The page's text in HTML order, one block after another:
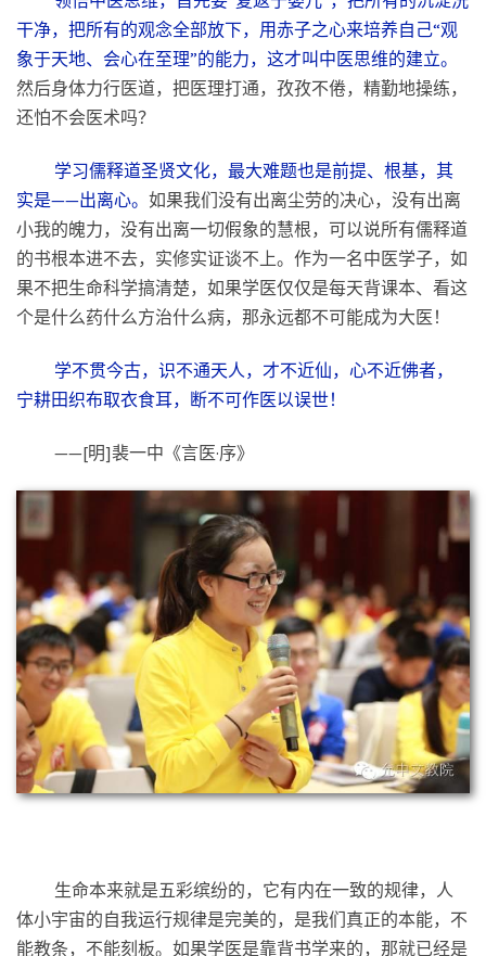
学习儒释道圣贤文化，最大难题也是前提、根基，其
实是——出离心。如果我们没有出离尘劳的决心，没有出离
小我的魄力，没有出离一切假象的慧根，可以说所有儒释道
的书根本进不去，实修实证谈不上。作为一名中医学子，如
个是什么药什么方治什么病，那永远都不可能成为大医！
学不贯今古，识不通天人，才不近仙，心不近佛者，
宁耕田织布取衣食耳，断不可作医以误世！
——[明]裴一中《言医·序》
生命本来就是五彩缤纷的，它有内在一致的规律，人
体小宇宙的自我运行规律是完美的，是我们真正的本能，不
能教条，不能刻板。如果学医是靠背书学来的，那就已经是
学医中占大头的永远是自己要保持“觉性”，觉悟自性的
觉性，觉悟实相的觉性，而最终还要连觉性都找不到，完完
全全在生活中，在一切处。如果你还有一个觉性的感觉，那